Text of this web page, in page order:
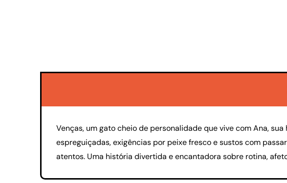
Venças, um gato cheio de personalidade que vive com Ana,
espreguiçadas, exigências por peixe fresco e sustos com
atentos. Uma história divertida e encantadora sobre rotina,